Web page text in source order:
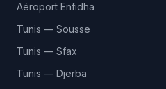
Aéroport Enfidha
Tunis — Sousse
Tunis — Sfax
Tunis — Djerba